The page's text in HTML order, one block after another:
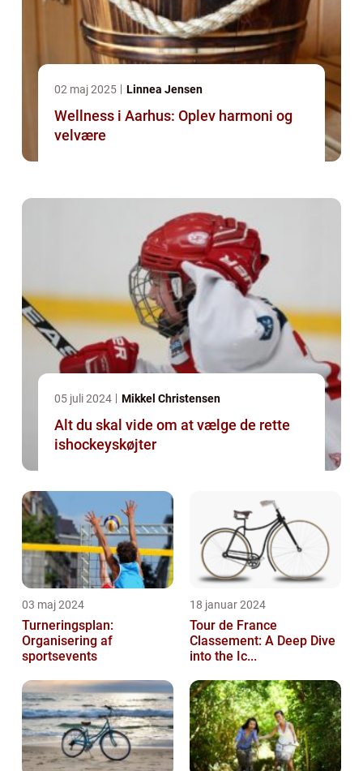
02 maj 2025 Linnea Jensen
Wellness i Aarhus: Oplev harmoni og
velvære
05 juli 2024 Mikkel Christensen
Alt du skal vide om at vælge de rette
ishockeyskøjter
03 maj 2024
Turneringsplan:
Organisering af
sportsevents
18 januar 2024
Tour de France
Classement: A Deep Dive
into the Ic...